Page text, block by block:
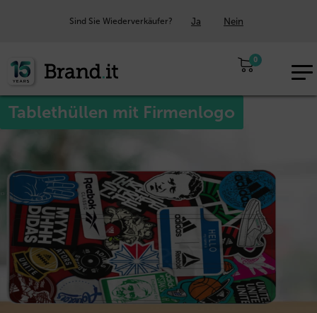
Sind Sie Wiederverkäufer? Ja Nein
0
DE
Tablethüllen mit Firmenlogo